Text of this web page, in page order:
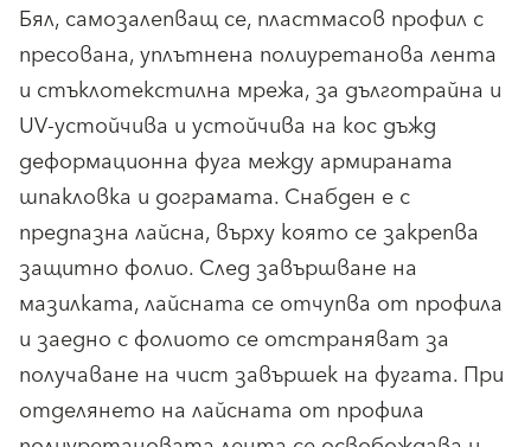
Бял, самозалепващ се, пластмасов профил с
пресована, уплътнена полиуретанова лента
и стъклотекстилна мрежа, за дълготрайна и
UV-устойчива и устойчива на кос дъжд
деформационна фуга между армираната
шпакловка и дограмата. Снабден е с
предпазна лайсна, върху която се закрепва
защитно фолио. След завършване на
мазилката, лайсната се отчупва от профила
и заедно с фолиото се отстраняват за
получаване на чист завършек на фугата. При
отделянето на лайсната от профила